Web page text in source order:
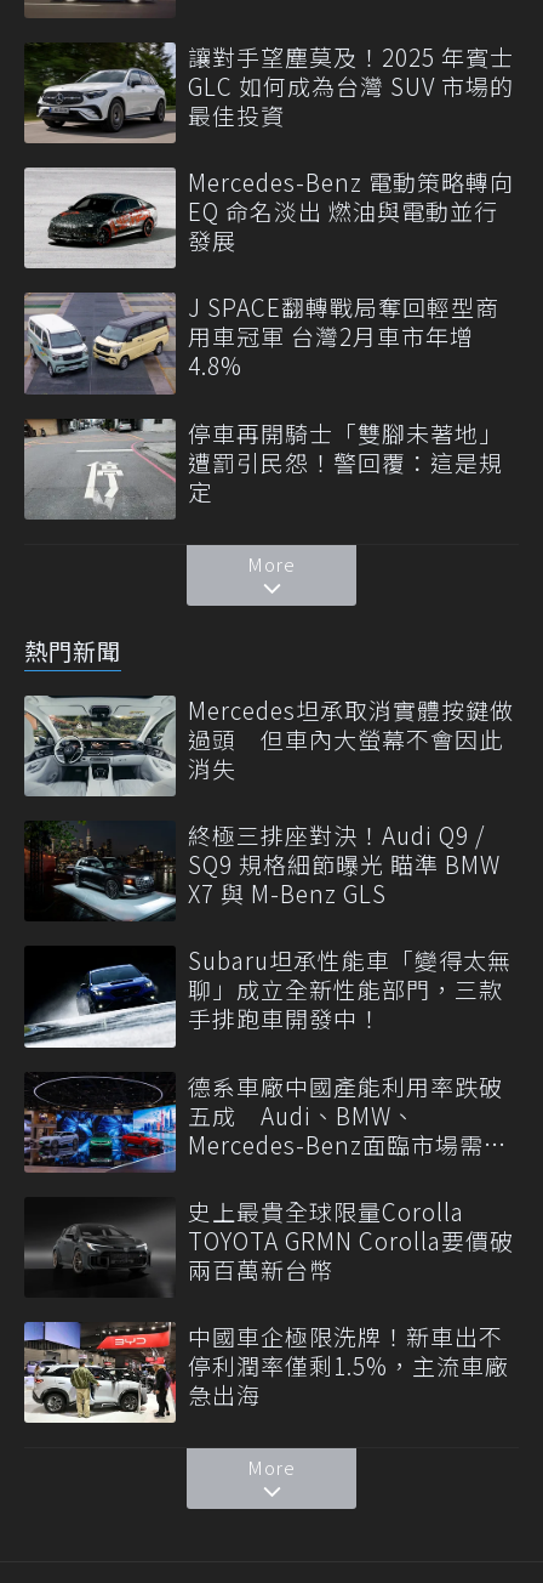
讓對手望塵莫及！2025 年賓士
GLC 如何成為台灣 SUV 市場的
最佳投資
Mercedes-Benz 電動策略轉向
EQ 命名淡出 燃油與電動並行
發展
J SPACE翻轉戰局奪回輕型商
用車冠軍 台灣2月車市年增
4.8%
停車再開騎士「雙腳未著地」
遭罰引民怨！警回覆：這是規
定
More
熱門新聞
Mercedes坦承取消實體按鍵做
過頭 但車內大螢幕不會因此
消失
終極三排座對決！Audi Q9 /
SQ9 規格細節曝光 瞄準 BMW
X7 與 M-Benz GLS
Subaru坦承性能車「變得太無
聊」成立全新性能部門，三款
手排跑車開發中！
德系車廠中國產能利用率跌破
五成 Audi、BMW、
Mercedes-Benz面臨市場需求
史上最貴全球限量Corolla
TOYOTA GRMN Corolla要價破
兩百萬新台幣
中國車企極限洗牌！新車出不
停利潤率僅剩1.5%，主流車廠
急出海
More